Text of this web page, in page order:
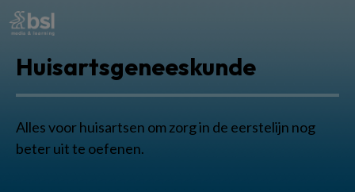
Huisartsgeneeskunde
Alles voor huisartsen om zorg in de eerstelijn nog
beter uit te oefenen.